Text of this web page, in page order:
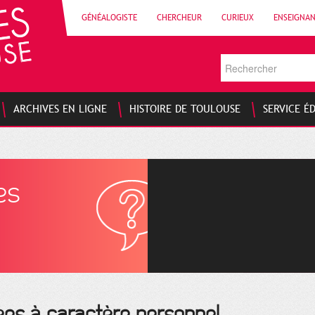
GÉNÉALOGISTE CHERCHEUR CURIEUX
ARCHIVES EN LIGNE HISTOIRE DE TOULOUSE SERVICE